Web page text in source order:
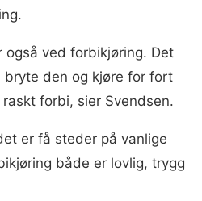
også ved forbikjøring. Det
bryte den og kjøre for fort
forbi, sier Svendsen.
er få steder på vanlige
både er lovlig, trygg